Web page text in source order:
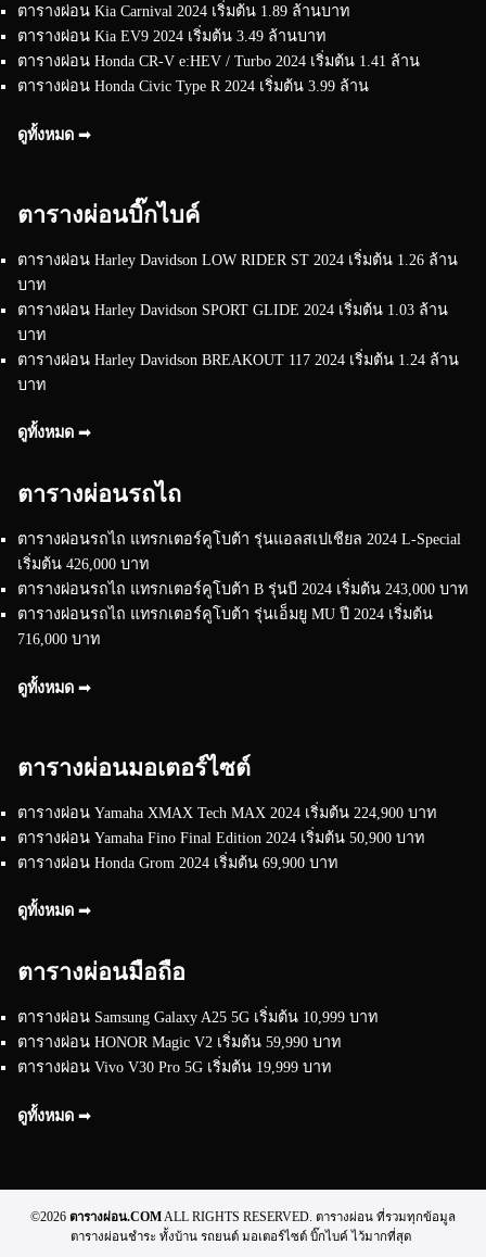
ตารางผ่อน Kia Carnival 2024 เริ่มต้น 1.89 ล้านบาท
ตารางผ่อน Kia EV9 2024 เริ่มต้น 3.49 ล้านบาท
ตารางผ่อน Honda CR-V e:HEV / Turbo 2024 เริ่มต้น 1.41 ล้าน
ตารางผ่อน Honda Civic Type R 2024 เริ่มต้น 3.99 ล้าน
ดูทั้งหมด ➟
ตารางผ่อนบิ๊กไบค์
ตารางผ่อน Harley Davidson LOW RIDER ST 2024 เริ่มต้น 1.26 ล้าน
บาท
ตารางผ่อน Harley Davidson SPORT GLIDE 2024 เริ่มต้น 1.03 ล้าน
บาท
ตารางผ่อน Harley Davidson BREAKOUT 117 2024 เริ่มต้น 1.24 ล้าน
บาท
ดูทั้งหมด ➟
ตารางผ่อนรถไถ
ตารางผ่อนรถไถ แทรกเตอร์คูโบต้า รุ่นแอลสเปเชียล 2024 L-Special
เริ่มต้น 426,000 บาท
ตารางผ่อนรถไถ แทรกเตอร์คูโบต้า B รุ่นบี 2024 เริ่มต้น 243,000 บาท
ตารางผ่อนรถไถ แทรกเตอร์คูโบต้า รุ่นเอ็มยู MU ปี 2024 เริ่มต้น
716,000 บาท
ดูทั้งหมด ➟
ตารางผ่อนมอเตอร์ไซต์
ตารางผ่อน Yamaha XMAX Tech MAX 2024 เริ่มต้น 224,900 บาท
ตารางผ่อน Yamaha Fino Final Edition 2024 เริ่มต้น 50,900 บาท
ตารางผ่อน Honda Grom 2024 เริ่มต้น 69,900 บาท
ดูทั้งหมด ➟
ตารางผ่อนมือถือ
ตารางผ่อน Samsung Galaxy A25 5G เริ่มต้น 10,999 บาท
ตารางผ่อน HONOR Magic V2 เริ่มต้น 59,990 บาท
ตารางผ่อน Vivo V30 Pro 5G เริ่มต้น 19,999 บาท
ดูทั้งหมด ➟
©2026 ตารางผ่อน.COM ALL RIGHTS RESERVED. ตารางผ่อน ที่รวมทุกข้อมูล
ตารางผ่อนชำระ ทั้งบ้าน รถยนต์ มอเตอร์ไซต์ บิ๊กไบค์ ไว้มากที่สุด